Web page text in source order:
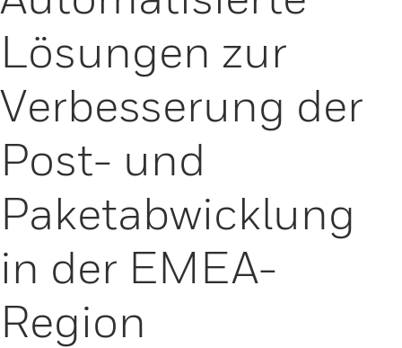
Lösungen zur
Verbesserung der
Post- und
Paketabwicklung
in der EMEA-
Region